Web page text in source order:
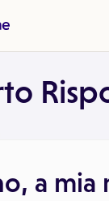
a mia